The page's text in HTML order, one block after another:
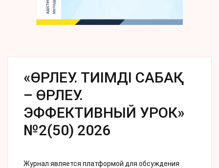
«ӨРЛЕУ. ТИІМДІ САБАҚ
– ӨРЛЕУ.
ЭФФЕКТИВНЫЙ УРОК»
№2(50) 2026
Журнал является платформой для обсуждения